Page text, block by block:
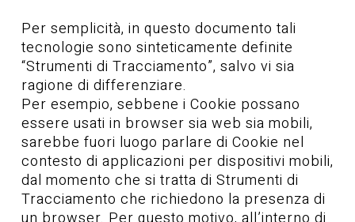
Per semplicità, in questo documento tali
tecnologie sono sinteticamente definite
“Strumenti di Tracciamento”, salvo vi sia
ragione di differenziare.
Per esempio, sebbene i Cookie possano
essere usati in browser sia web sia mobili,
sarebbe fuori luogo parlare di Cookie nel
contesto di applicazioni per dispositivi mobili,
dal momento che si tratta di Strumenti di
Tracciamento che richiedono la presenza di